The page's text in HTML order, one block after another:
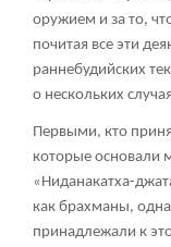
оружием и за то,
почитая все эти
раннебудийских
о нескольких
Первыми, кто
которые основали
«Ниданакатха-
как брахманы,
принадлежали к